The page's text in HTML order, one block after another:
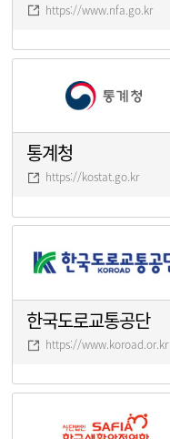
https://www.nfa.go.kr
통계청
https://kostat.go.kr
한국도로교통공단
https://www.koroad.or.kr